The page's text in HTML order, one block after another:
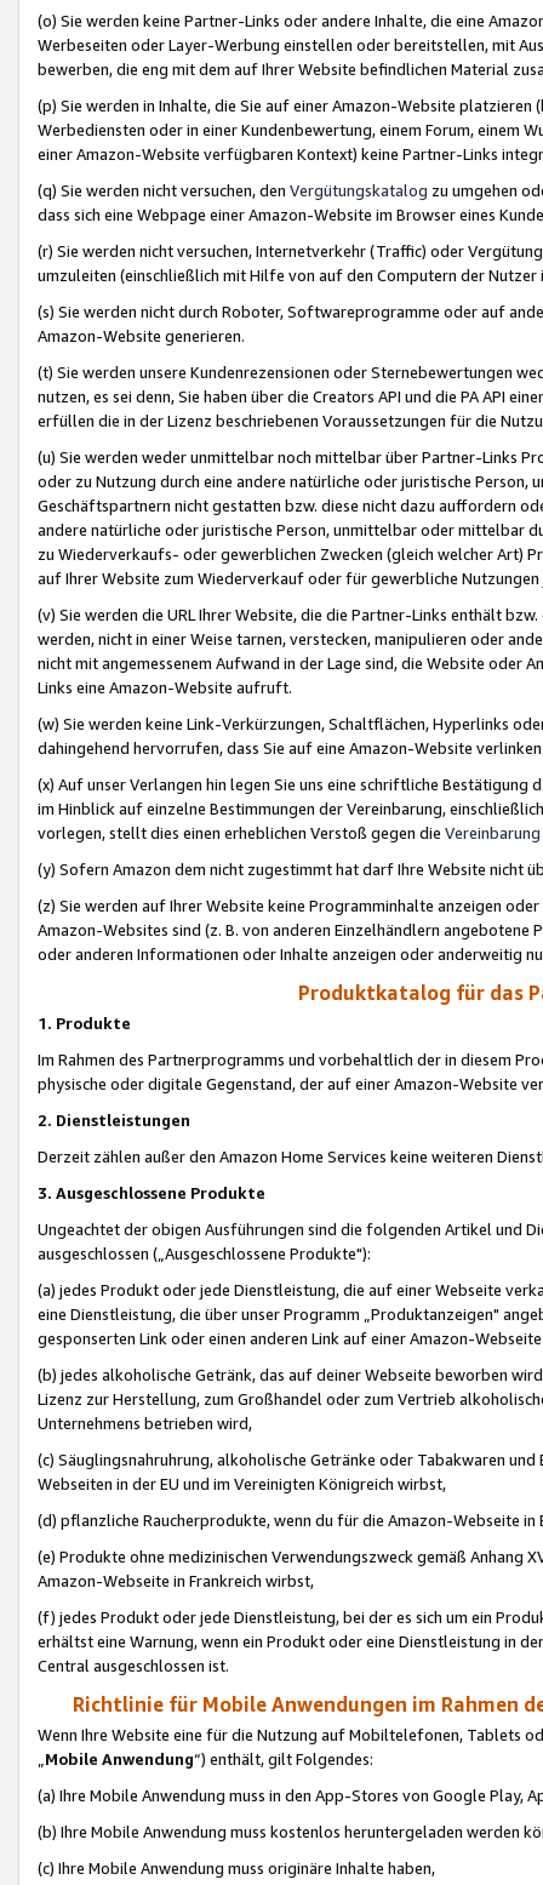
(o) Sie werden keine Partner-Links oder andere Inhalte, die eine
Werbeseiten oder Layer-Werbung einstellen oder bereitstellen, mit
bewerben, die eng mit dem auf Ihrer Website befindlichen Material
(p) Sie werden in Inhalte, die Sie auf einer Amazon-Website
Werbediensten oder in einer Kundenbewertung, einem Forum, einem
einer Amazon-Website verfügbaren Kontext) keine Partner-Links
(q) Sie werden nicht versuchen, den Vergütungskatalog zu umgehen
dass sich eine Webpage einer Amazon-Website im Browser eines
(r) Sie werden nicht versuchen, Internetverkehr (Traffic) oder
umzuleiten (einschließlich mit Hilfe von auf den Computern der
(s) Sie werden nicht durch Roboter, Softwareprogramme oder auf
Amazon-Website generieren.
(t) Sie werden unsere Kundenrezensionen oder Sternebewertungen
nutzen, es sei denn, Sie haben über die Creators API und die PA API
erfüllen die in der Lizenz beschriebenen Voraussetzungen für die
(u) Sie werden weder unmittelbar noch mittelbar über Partner-Links
oder zu Nutzung durch eine andere natürliche oder juristische
Geschäftspartnern nicht gestatten bzw. diese nicht dazu auffordern
andere natürliche oder juristische Person, unmittelbar oder mittelbar
zu Wiederverkaufs- oder gewerblichen Zwecken (gleich welcher Art)
auf Ihrer Website zum Wiederverkauf oder für gewerbliche
(v) Sie werden die URL Ihrer Website, die die Partner-Links enthält
werden, nicht in einer Weise tarnen, verstecken, manipulieren oder
nicht mit angemessenem Aufwand in der Lage sind, die Website oder
Links eine Amazon-Website aufruft.
(w) Sie werden keine Link-Verkürzungen, Schaltflächen, Hyperlinks
dahingehend hervorrufen, dass Sie auf eine Amazon-Website
(x) Auf unser Verlangen hin legen Sie uns eine schriftliche
im Hinblick auf einzelne Bestimmungen der Vereinbarung,
vorlegen, stellt dies einen erheblichen Verstoß gegen die Vereinbarung
(y) Sofern Amazon dem nicht zugestimmt hat darf Ihre Website nicht
(z) Sie werden auf Ihrer Website keine Programminhalte anzeigen
Amazon-Websites sind (z. B. von anderen Einzelhändlern
oder anderen Informationen oder Inhalte anzeigen oder anderweitig
Produktkatalog für das
1. Produkte
Im Rahmen des Partnerprogramms und vorbehaltlich der in diesem
physische oder digitale Gegenstand, der auf einer Amazon-Website
2. Dienstleistungen
Derzeit zählen außer den Amazon Home Services keine weiteren
3. Ausgeschlossene Produkte
Ungeachtet der obigen Ausführungen sind die folgenden Artikel und
ausgeschlossen („Ausgeschlossene Produkte"):
(a) jedes Produkt oder jede Dienstleistung, die auf einer Webseite
eine Dienstleistung, die über unser Programm „Produktanzeigen"
gesponserten Link oder einen anderen Link auf einer Amazon-
(b) jedes alkoholische Getränk, das auf deiner Webseite beworben
Lizenz zur Herstellung, zum Großhandel oder zum Vertrieb
Unternehmens betrieben wird,
(c) Säuglingsnahruhrung, alkoholische Getränke oder Tabakwaren
Webseiten in der EU und im Vereinigten Königreich wirbst,
(d) pflanzliche Raucherprodukte, wenn du für die Amazon-Webseite in
(e) Produkte ohne medizinischen Verwendungszweck gemäß Anhang
Amazon-Webseite in Frankreich wirbst,
(f) jedes Produkt oder jede Dienstleistung, bei der es sich um ein
erhältst eine Warnung, wenn ein Produkt oder eine Dienstleistung in
Central ausgeschlossen ist.
Richtlinie für Mobile Anwendungen im Rahmen
Wenn Ihre Website eine für die Nutzung auf Mobiltelefonen, Tablets
„Mobile Anwendung“) enthält, gilt Folgendes:
(a) Ihre Mobile Anwendung muss in den App-Stores von Google Play,
(b) Ihre Mobile Anwendung muss kostenlos heruntergeladen werden
(c) Ihre Mobile Anwendung muss originäre Inhalte haben,